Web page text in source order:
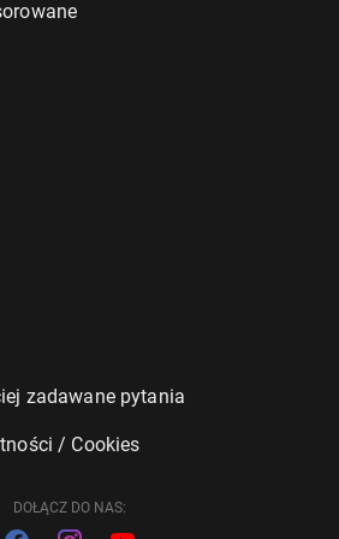
będzie miała pre­zen­te­ra wy­
zadawane pytania
/ Cookies
DOŁĄCZ DO NAS: